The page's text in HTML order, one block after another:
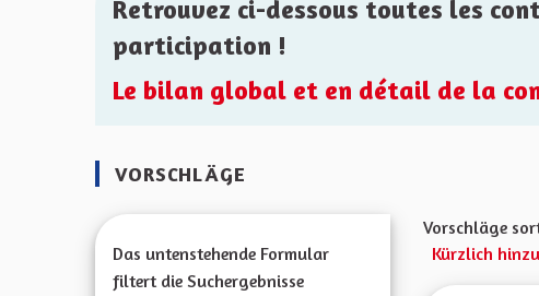
Retrouvez ci-dessous toutes les
participation !
Le bilan global et en détail de la
VORSCHLÄGE
Das untenstehende Formular
filtert die Suchergebnisse
Vorschläge
Kürzlich